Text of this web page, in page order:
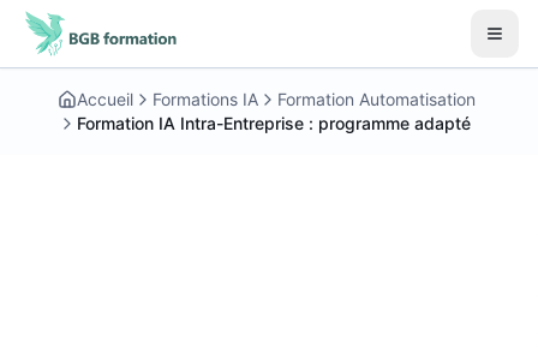
Aller au contenu principal
Accueil Formations IA
Formation Automatisation
Formation IA Intra-Entreprise : programme adapté